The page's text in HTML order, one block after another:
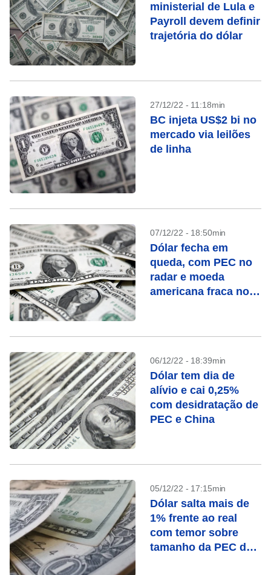
ministerial de Lula e
Payroll devem definir
trajetória do dólar
27/12/22 - 11:18min
BC injeta US$2 bi no
mercado via leilões
de linha
07/12/22 - 18:50min
Dólar fecha em
queda, com PEC no
radar e moeda
americana fraca no
06/12/22 - 18:39min
Dólar tem dia de
alívio e cai 0,25%
com desidratação de
PEC e China
05/12/22 - 17:15min
Dólar salta mais de
1% frente ao real
com temor sobre
tamanho da PEC da